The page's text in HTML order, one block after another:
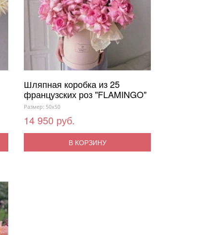
Шляпная коробка из 25
французских роз "FLAMINGO"
Размер: 50x50
14 950 руб.
В КОРЗИНУ